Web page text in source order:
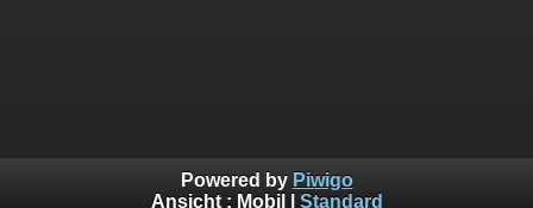
Powered by Piwigo
Ansicht : Mobil Standard